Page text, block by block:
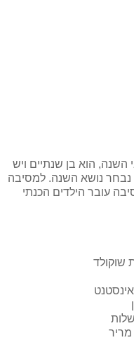
הוא בן שנתיים ויש
נבחר נושא השנה. למסיבה
עובר הילדים הכנתי
שוקולד